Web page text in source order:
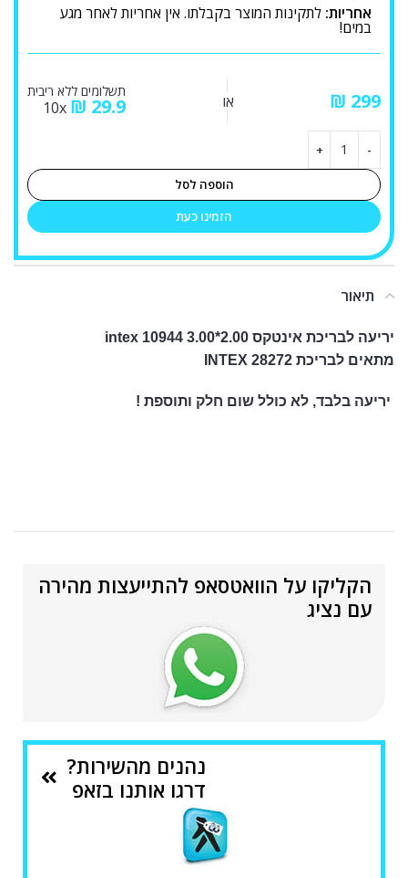
אחריות: לתקינות המוצר בקבלתו. אין אחריות לאחר מגע
במים!
₪ או
תשלומים ללא ריבית
₪ 29.9
הוספה לסל
הזמינו כעת
תיאור
יריעה לבריכת אינטקס 2.00*3.00 intex 10944
מתאים לבריכת INTEX 28272
יריעה בלבד, לא כולל שום חלק ותוספת !
הקליקו על הוואטסאפ להתייעצות מהירה
עם נציג
נהנים מהשירות?
דרגו אותנו בזאפ